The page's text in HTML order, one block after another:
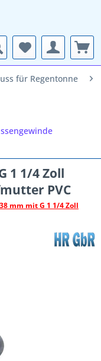
für Regentonne
1 1/4 Zoll
PVC
mm mit G 1 1/4 Zoll